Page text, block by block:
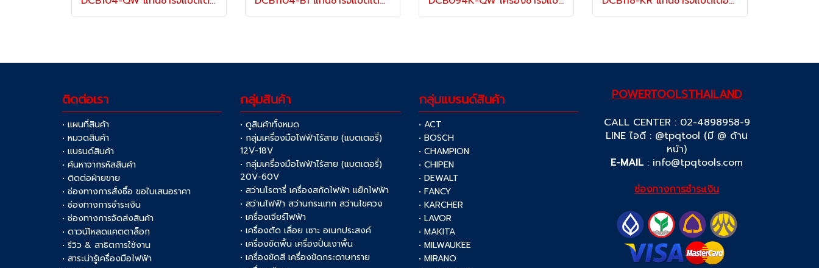
ติดต่อเรา
• แผนที่สินค้า
• หมวดสินค้า
• แบรนด์สินค้า
• ค้นหาจากรหัสสินค้า
• ติดต่อฝ่ายขาย
• ช่องทางการสั่งซื้อ ขอใบเสนอราคา
• ช่องทางการชำระเงิน
• ช่องทางการจัดส่งสินค้า
• ดาวน์โหลดแคตตาล็อก
• รีวิว & สาธิตการใช้งาน
• สาระน่ารู้เครื่องมือไฟฟ้า
กลุ่มสินค้า
• ดูสินค้าทั้งหมด
• กลุ่มเครื่องมือไฟฟ้าไร้สาย (แบตเตอรี่)
12V-18V
• กลุ่มเครื่องมือไฟฟ้าไร้สาย (แบตเตอรี่)
20V-60V
• สว่านโรตารี่ เครื่องสกัดไฟฟ้า แย็กไฟฟ้า
• สว่านไฟฟ้า สว่านกระแทก สว่านไขควง
• เครื่องเจียร์ไฟฟ้า
• เครื่องตัด เลื่อย เซาะ อเนกประสงค์
• เครื่องขัดพื้น เครื่องปั่นเงาพื้น
• เครื่องขัดสี เครื่องขัดกระดาษทราย
กลุ่มแบรนด์สินค้า
• ACT
• BOSCH
• CHAMPION
• CHIPEN
• DEWALT
• FANCY
• KARCHER
• LAVOR
• MAKITA
• MILWAUKEE
• MIRANO
POWERTOOLSTHAILAND
CALL CENTER : 02-4898958-9
LINE ไอดี : @tpqtool (มี @ ด้าน
หน้า)
E-MAIL : info@tpqtools.com
ช่องทางการชำระเงิน